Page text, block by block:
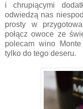
i chrupiącymi
odwiedzą nas
prosty w
połącz owoce ze
polecam wino
tylko do tego deseru.